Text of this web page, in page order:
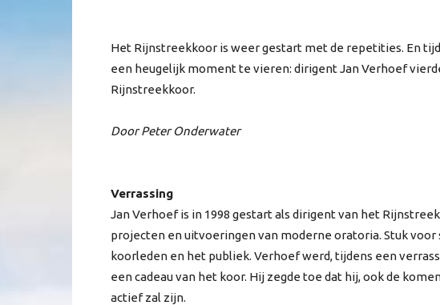
Het Rijnstreekkoor is weer gestart met de repetities. En
een heugelijk moment te vieren: dirigent Jan Verhoef
Rijnstreekkoor.
Door Peter Onderwater
Verrassing
Jan Verhoef is in 1998 gestart als dirigent van het
projecten en uitvoeringen van moderne oratoria. Stuk voor
koorleden en het publiek. Verhoef werd, tijdens een
een cadeau van het koor. Hij zegde toe dat hij, ook de
actief zal zijn.